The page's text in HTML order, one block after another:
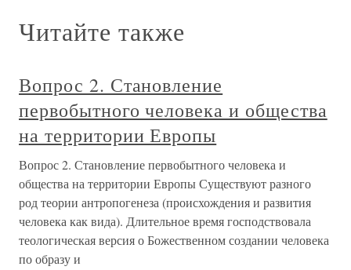
Читайте также
Вопрос 2. Становление
первобытного человека и общества
на территории Европы
Вопрос 2. Становление первобытного человека и
общества на территории Европы Существуют разного
род теории антропогенеза (происхождения и развития
человека как вида). Длительное время господствовала
теологическая версия о Божественном создании человека
по образу и